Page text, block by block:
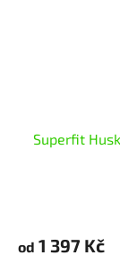
Superfit
od 1 397 Kč